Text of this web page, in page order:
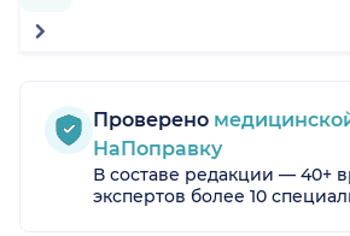
Проверено
НаПоправку
В составе редакции — 40+
экспертов более 10